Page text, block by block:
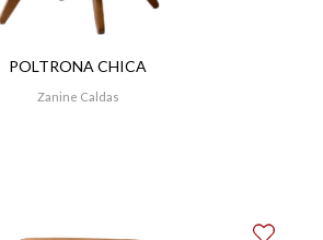
POLTRONA CHICA
Zanine Caldas